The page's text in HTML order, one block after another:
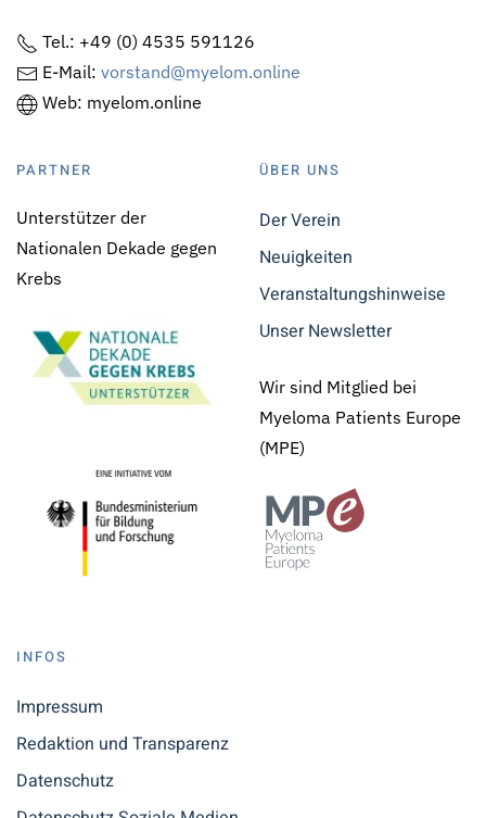
Tel.: +49 (0) 4535 591126
E-Mail: vorstand@myelom.online
Web: myelom.online
PARTNER
Unterstützer der
Nationalen Dekade gegen
Krebs
ÜBER UNS
Der Verein
Neuigkeiten
Veranstaltungshinweise
Unser Newsletter
Wir sind Mitglied bei
Myeloma Patients Europe
(MPE)
INFOS
Impressum
Redaktion und Transparenz
Datenschutz